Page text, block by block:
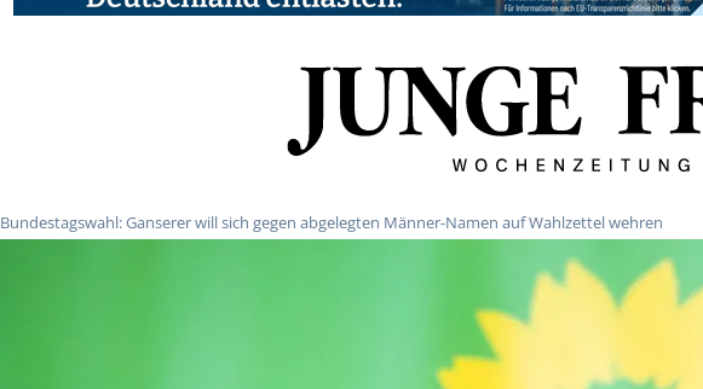
Bundestagswahl: Ganserer will sich gegen abgelegten Männer-Namen auf Wahlzettel wehren